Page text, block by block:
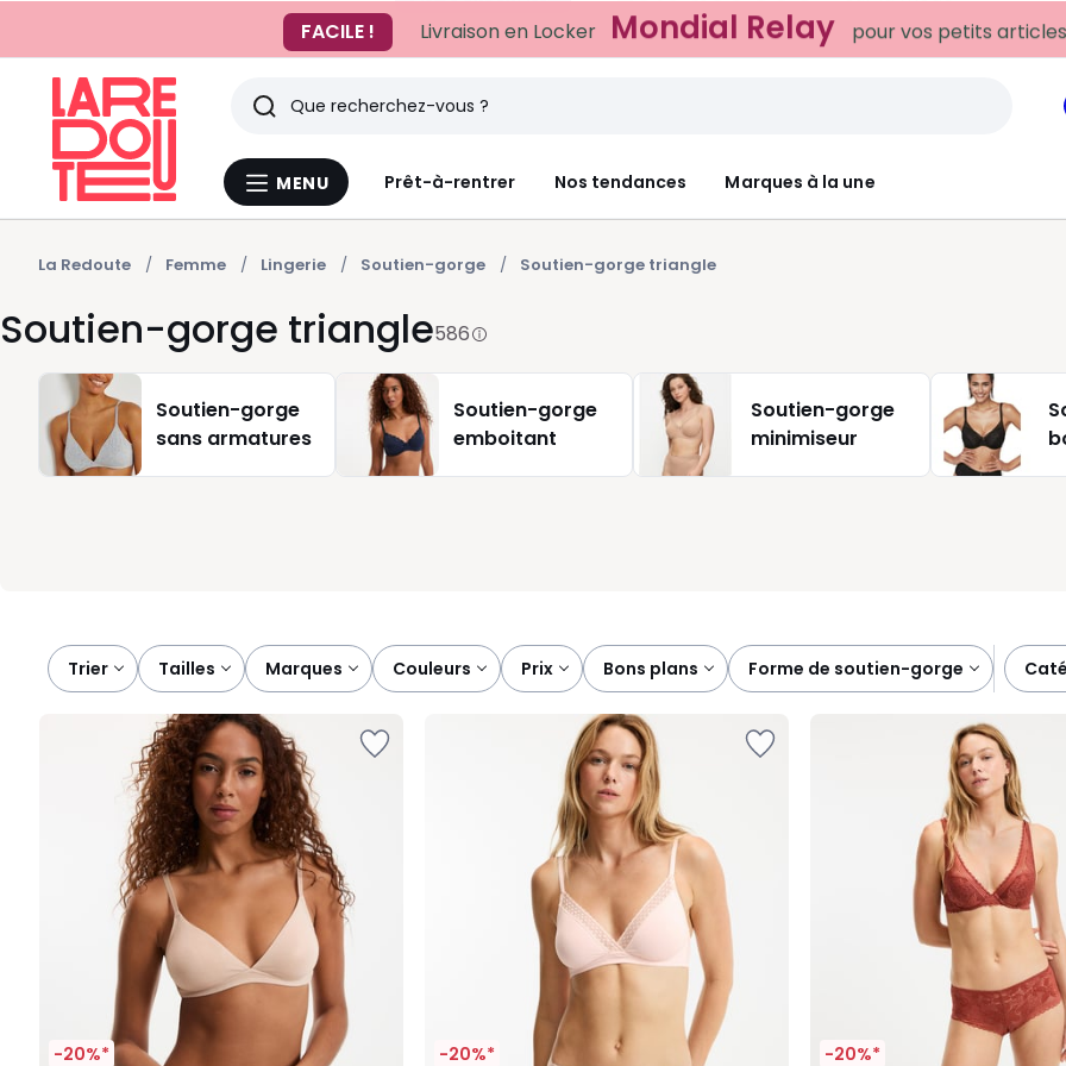
FACILE !
Livraison en Locker Mondial Relay pour vos petits articles
Menu
MENU Prêt-à-rentrer Nos tendances Marques à la une
Rechercher
Derniers
articles
vus
La Redoute Femme Lingerie Soutien-gorge Soutien-gorge triangle
Soutien-gorge triangle586
Soutien-gorge
sans armatures
Soutien-gorge
emboitant
Soutien-gorge
minimiseur
Trier
tailles marques couleurs prix bons plans forme de soutien-gorge
-20%* -20%* -20%*